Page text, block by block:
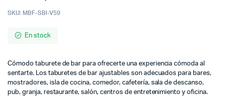
SKU: MBF-SBl-V59
En stock
Cómodo taburete de bar para ofrecerte una experiencia cómoda al
sentarte. Los taburetes de bar ajustables son adecuados para bares,
mostradores, isla de cocina, comedor, cafetería, sala de descanso,
pub, granja, restaurante, salón, centros de entretenimiento y oficina.